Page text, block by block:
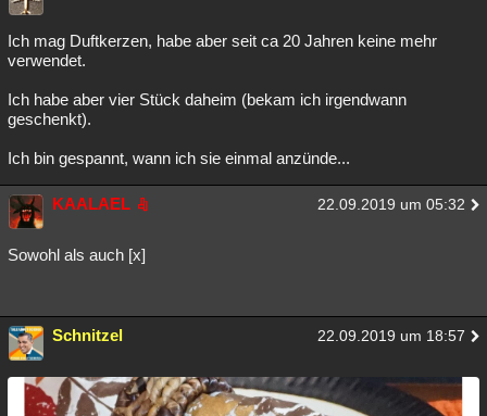
Philosophie
Astronomie
Musik Clash Verbesserungen Allmystery English
Übersichten
Besucht Teilgenommen Alle Neue Geschlossen
Lesenswert Schlüsselwörter
Ich mag Duftkerzen, habe aber seit ca 20 Jahren keine mehr
verwendet.
Ich habe aber vier Stück daheim (bekam ich irgendwann
geschenkt).
Ich bin gespannt, wann ich sie einmal anzünde...
KAALAEL 22.09.2019 um 05:32
Sowohl als auch [x]
Schnitzel 22.09.2019 um 18:57